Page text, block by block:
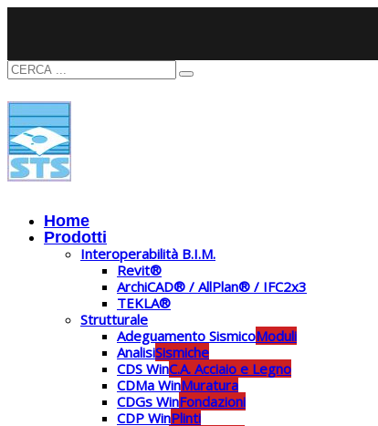
Home
Prodotti
Interoperabilità B.I.M.
Revit®
ArchiCAD® / AllPlan® / IFC2x3
TEKLA®
Strutturale
Adeguamento SismicoModuli
AnalisiSismiche
CDS WinC.A. Acciaio e Legno
CDMa WinMuratura
CDGs WinFondazioni
CDP WinPlinti